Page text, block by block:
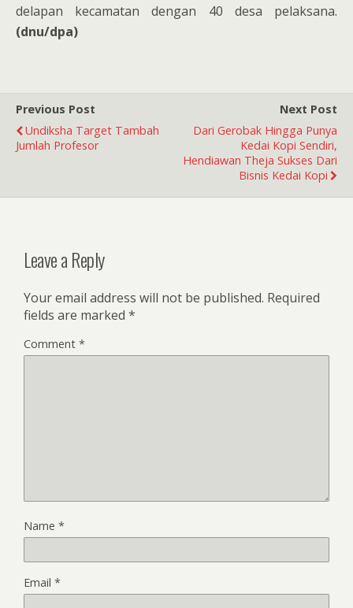
delapan kecamatan dengan 40 desa pelaksana.
(dnu/dpa)
Previous Post
Undiksha Target Tambah
Jumlah Profesor
Next Post
Dari Gerobak Hingga Punya
Kedai Kopi Sendiri,
Hendiawan Theja Sukses Dari
Bisnis Kedai Kopi
Leave a Reply
Your email address will not be published. Required
fields are marked *
Comment *
Name *
Email *